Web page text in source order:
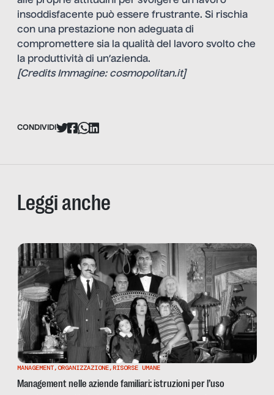
insoddisfacente può essere frustrante. Si rischia
con una prestazione non adeguata di
compromettere sia la qualità del lavoro svolto che
la produttività di un’azienda.
[Credits Immagine: cosmopolitan.it]
CONDIVIDI
Leggi anche
MANAGEMENT,ORGANIZZAZIONE,RISORSE UMANE
Management nelle aziende familiari: istruzioni per l’uso